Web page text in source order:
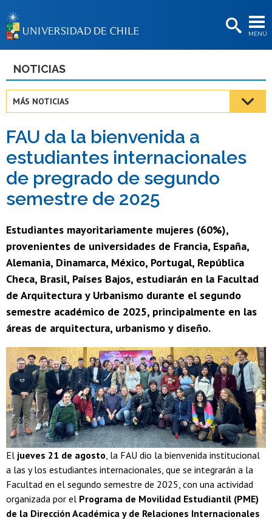
MENÚ
BIBLIOTECAS
Estudiantes
Académicas/os
Funcionarias/os
Egresadas/os
NOTICIAS
MÁS NOTICIAS
FAU da la bienvenida a
estudiantes internacionales
de pregrado de segundo
semestre de 2025
Estudiantes mayoritariamente mujeres (60%),
provenientes de universidades de Francia, España,
Alemania, Dinamarca, México, Portugal, República
Checa, Brasil, Países Bajos, estudiarán en la Facultad
de Arquitectura y Urbanismo durante el segundo
semestre académico de 2025, principalmente en las
áreas de arquitectura, urbanismo y diseño.
El jueves 21 de agosto , la FAU dio la bienvenida institucional
a las y los estudiantes internacionales, que se integrarán a la
Facultad en el segundo semestre de 2025, con una actividad
organizada por el Programa de Movilidad Estudiantil (PME)
de la Dirección Académica y de Relaciones Internacionales